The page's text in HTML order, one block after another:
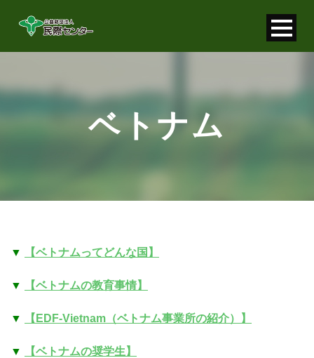
個人情報保護について
FAQ
ベトナム
▼ 【ベトナムってどんな国】
▼ 【ベトナムの教育事情】
▼ 【EDF-Vietnam（ベトナム事業所の紹介）】
▼ 【ベトナムの奨学生】